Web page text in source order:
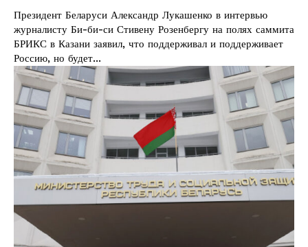
Президент Беларуси Александр Лукашенко в интервью
журналисту Би-би-си Стивену Розенбергу на полях саммита
БРИКС в Казани заявил, что поддерживал и поддерживает
Россию, но будет...